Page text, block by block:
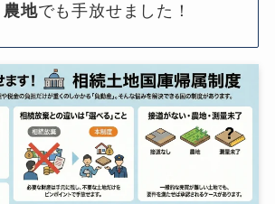
農地でも手放せました！